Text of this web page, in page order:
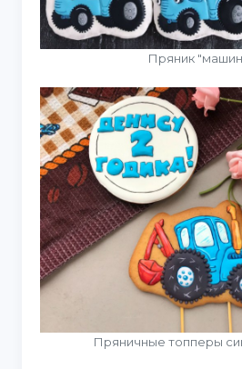
Пряник
Пряничные топперы